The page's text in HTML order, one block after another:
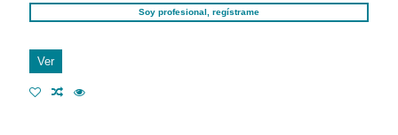
Soy profesional, regístrame
Ver